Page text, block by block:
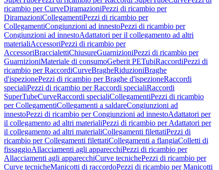
ricambio per CurveDiramazioniPezzi di ricambio per
DiramazioniCollegamentiPezzi di ricambio per
CollegamentiCongiunzioni ad innestoPezzi di ricambio per
Congiunzioni ad innestoAdattatori per il collegamento ad altri
materialiAccessoriPezzi di ricambio per
AccessoriBraccialettiChiusureGuarnizioniPezzi di ricambio per
GuarnizioniMateriale di consumoGeberit PETubiRaccordiPezzi di
ricambio per RaccordiCurveBragheRiduzioniBraghe
d'ispezionePezzi di ricambio per Braghe d'ispezioneRaccordi
specialiPezzi di ricambio per Raccordi specialiRaccordi
SuperTubeCurveRaccordi specialiCollegamentiPezzi di ricambio
per CollegamentiCollegamenti a saldareCongiunzioni ad
innestoPezzi di ricambio per Congiunzioni ad innestoAdattatori per
il collegamento ad altri materialiPezzi di ricambio per Adattatori per
il collegamento ad altri materialiCollegamenti filettatiPezzi di
ricambio per Collegamenti filettatiCollegamenti a flangiaColletti di
fissaggioAllacciamenti agli apparecchiPezzi di ricambio per
Allacciamenti agli apparecchiCurve tecnichePezzi di ricambio per
Curve tecnicheManicotti di raccordoPezzi di ricambio per Manicotti